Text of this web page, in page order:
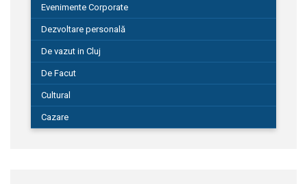
Evenimente Corporate
Dezvoltare personală
De vazut in Cluj
De Facut
Cultural
Cazare